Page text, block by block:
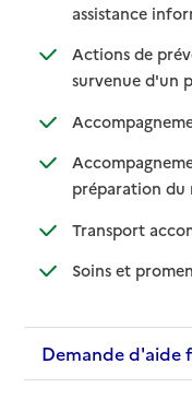
assistance
Actions de
survenue d'un
préparation du
Transport
Soins et
Demande d'aide